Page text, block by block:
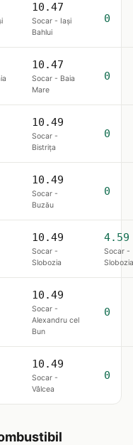
10.47
Socar - Iaşi
Bahlui
0
10.47
Socar - Baia
Mare
0
10.49
Socar -
Bistriţa
0
10.49
Socar -
Buzău
0
10.49
Socar -
Slobozia
4.59
Socar -
Slobozia
10.49
Socar -
Alexandru cel
Bun
0
10.49
Socar -
Vâlcea
0